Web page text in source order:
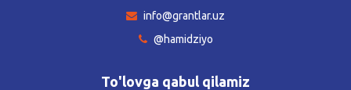
info@grantlar.uz
@hamidziyo
To'lovga qabul qilamiz